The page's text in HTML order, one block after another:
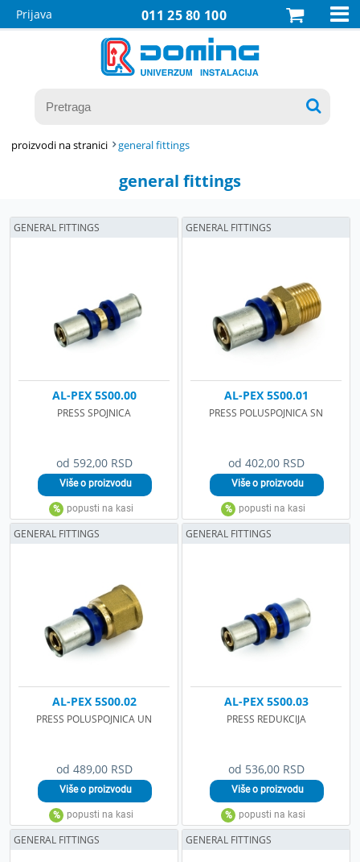
011 25 80 100
Prijava 

proizvodi na stranici general fittings
general fittings
od 592,00 RSD
AL-PEX 5S00.00
PRESS SPOJNICA
GENERAL FITTINGS
od 402,00 RSD
AL-PEX 5S00.01
PRESS POLUSPOJNICA SN
GENERAL FITTINGS
od 489,00 RSD
AL-PEX 5S00.02
PRESS POLUSPOJNICA UN
GENERAL FITTINGS
od 536,00 RSD
AL-PEX 5S00.03
PRESS REDUKCIJA
GENERAL FITTINGS
GENERAL FITTINGS GENERAL FITTINGS